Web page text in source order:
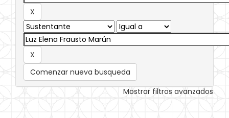
Comenzar nueva busqueda
Mostrar filtros avanzados